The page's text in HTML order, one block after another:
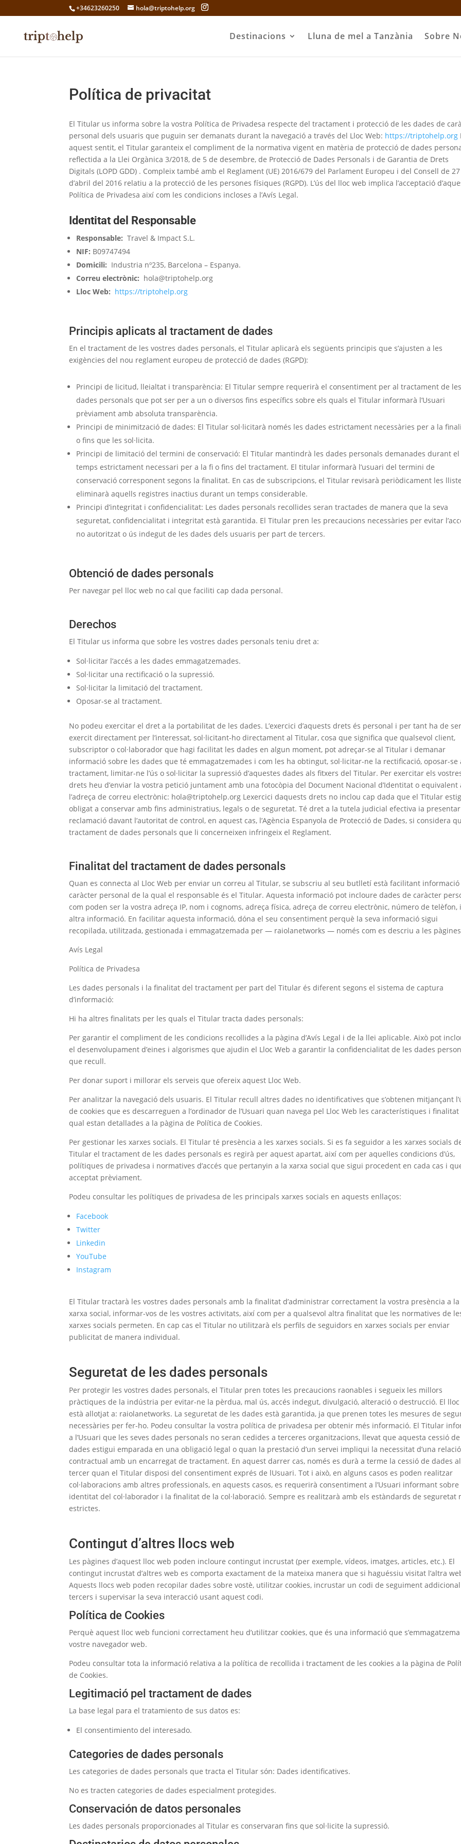
+34623260250 hola@triptohelp.org
Destinacions Lluna de mel a Tanzània Sobre
Política de privacitat
El Titular us informa sobre la vostra Política de Privadesa respecte del tractament i protecció de les dades de
personal dels usuaris que puguin ser demanats durant la navegació a través del Lloc Web: https://triptohelp.org
aquest sentit, el Titular garanteix el compliment de la normativa vigent en matèria de protecció de dades
reflectida a la Llei Orgànica 3/2018, de 5 de desembre, de Protecció de Dades Personals i de Garantia de Drets
Digitals (LOPD GDD) . Compleix també amb el Reglament (UE) 2016/679 del Parlament Europeu i del Consell de 27
d’abril del 2016 relatiu a la protecció de les persones físiques (RGPD). L’ús del lloc web implica l’acceptació
Política de Privadesa així com les condicions incloses a l’Avís Legal.
Identitat del Responsable
Responsable: Travel & Impact S.L.
NIF: B09747494
Domicili: Industria nº235, Barcelona – Espanya.
Correu electrònic: hola@triptohelp.org
Lloc Web: https://triptohelp.org
Principis aplicats al tractament de dades
En el tractament de les vostres dades personals, el Titular aplicarà els següents principis que s’ajusten a les
exigències del nou reglament europeu de protecció de dades (RGPD):
Principi de licitud, lleialtat i transparència: El Titular sempre requerirà el consentiment per al tractament de les
dades personals que pot ser per a un o diversos fins específics sobre els quals el Titular informarà l’Usuari
prèviament amb absoluta transparència.
Principi de minimització de dades: El Titular sol·licitarà només les dades estrictament necessàries per a la
o fins que les sol·licita.
Principi de limitació del termini de conservació: El Titular mantindrà les dades personals demanades durant el
temps estrictament necessari per a la fi o fins del tractament. El titular informarà l’usuari del termini de
conservació corresponent segons la finalitat. En cas de subscripcions, el Titular revisarà periòdicament les
eliminarà aquells registres inactius durant un temps considerable.
Principi d’integritat i confidencialitat: Les dades personals recollides seran tractades de manera que la seva
seguretat, confidencialitat i integritat està garantida. El Titular pren les precaucions necessàries per evitar
no autoritzat o ús indegut de les dades dels usuaris per part de tercers.
Obtenció de dades personals
Per navegar pel lloc web no cal que faciliti cap dada personal.
Derechos
El Titular us informa que sobre les vostres dades personals teniu dret a:
Sol·licitar l’accés a les dades emmagatzemades.
Sol·licitar una rectificació o la supressió.
Sol·licitar la limitació del tractament.
Oposar-se al tractament.
No podeu exercitar el dret a la portabilitat de les dades. L’exercici d’aquests drets és personal i per tant ha de ser
exercit directament per l’interessat, sol·licitant-ho directament al Titular, cosa que significa que qualsevol client,
subscriptor o col·laborador que hagi facilitat les dades en algun moment, pot adreçar-se al Titular i demanar
informació sobre les dades que té emmagatzemades i com les ha obtingut, sol·licitar-ne la rectificació, oposar-se
tractament, limitar-ne l’ús o sol·licitar la supressió d’aquestes dades als fitxers del Titular. Per exercitar els
drets heu d’enviar la vostra petició juntament amb una fotocòpia del Document Nacional d’Identitat o equivalent
l’adreça de correu electrònic: hola@triptohelp.org Lexercici daquests drets no inclou cap dada que el Titular
obligat a conservar amb fins administratius, legals o de seguretat. Té dret a la tutela judicial efectiva ia
reclamació davant l’autoritat de control, en aquest cas, l’Agència Espanyola de Protecció de Dades, si considera
tractament de dades personals que li concerneixen infringeix el Reglament.
Finalitat del tractament de dades personals
Quan es connecta al Lloc Web per enviar un correu al Titular, se subscriu al seu butlletí està facilitant informació
caràcter personal de la qual el responsable és el Titular. Aquesta informació pot incloure dades de caràcter
com poden ser la vostra adreça IP, nom i cognoms, adreça física, adreça de correu electrònic, número de telèfon, i
altra informació. En facilitar aquesta informació, dóna el seu consentiment perquè la seva informació sigui
recopilada, utilitzada, gestionada i emmagatzemada per — raiolanetworks — només com es descriu a les
Avís Legal
Política de Privadesa
Les dades personals i la finalitat del tractament per part del Titular és diferent segons el sistema de captura
d’informació:
Hi ha altres finalitats per les quals el Titular tracta dades personals:
Per garantir el compliment de les condicions recollides a la pàgina d’Avís Legal i de la llei aplicable. Això pot
el desenvolupament d’eines i algorismes que ajudin el Lloc Web a garantir la confidencialitat de les dades
que recull.
Per donar suport i millorar els serveis que ofereix aquest Lloc Web.
Per analitzar la navegació dels usuaris. El Titular recull altres dades no identificatives que s’obtenen mitjançant
de cookies que es descarreguen a l’ordinador de l’Usuari quan navega pel Lloc Web les característiques i finalitat
qual estan detallades a la pàgina de Política de Cookies.
Per gestionar les xarxes socials. El Titular té presència a les xarxes socials. Si es fa seguidor a les xarxes socials
Titular el tractament de les dades personals es regirà per aquest apartat, així com per aquelles condicions d’ús,
polítiques de privadesa i normatives d’accés que pertanyin a la xarxa social que sigui procedent en cada cas i
acceptat prèviament.
Podeu consultar les polítiques de privadesa de les principals xarxes socials en aquests enllaços:
Facebook
Twitter
Linkedin
YouTube
Instagram
El Titular tractarà les vostres dades personals amb la finalitat d’administrar correctament la vostra presència a la
xarxa social, informar-vos de les vostres activitats, així com per a qualsevol altra finalitat que les normatives de
xarxes socials permeten. En cap cas el Titular no utilitzarà els perfils de seguidors en xarxes socials per enviar
publicitat de manera individual.
Seguretat de les dades personals
Per protegir les vostres dades personals, el Titular pren totes les precaucions raonables i segueix les millors
pràctiques de la indústria per evitar-ne la pèrdua, mal ús, accés indegut, divulgació, alteració o destrucció. El lloc
està allotjat a: raiolanetworks. La seguretat de les dades està garantida, ja que prenen totes les mesures de
necessàries per fer-ho. Podeu consultar la vostra política de privadesa per obtenir més informació. El Titular
a l’Usuari que les seves dades personals no seran cedides a terceres organitzacions, llevat que aquesta cessió de
dades estigui emparada en una obligació legal o quan la prestació d’un servei impliqui la necessitat d’una relació
contractual amb un encarregat de tractament. En aquest darrer cas, només es durà a terme la cessió de dades al
tercer quan el Titular disposi del consentiment exprés de lUsuari. Tot i això, en alguns casos es poden realitzar
col·laboracions amb altres professionals, en aquests casos, es requerirà consentiment a l’Usuari informant sobre
identitat del col·laborador i la finalitat de la col·laboració. Sempre es realitzarà amb els estàndards de seguretat
estrictes.
Contingut d’altres llocs web
Les pàgines d’aquest lloc web poden incloure contingut incrustat (per exemple, vídeos, imatges, articles, etc.). El
contingut incrustat d’altres web es comporta exactament de la mateixa manera que si haguéssiu visitat l’altra
Aquests llocs web poden recopilar dades sobre vostè, utilitzar cookies, incrustar un codi de seguiment
tercers i supervisar la seva interacció usant aquest codi.
Política de Cookies
Perquè aquest lloc web funcioni correctament heu d’utilitzar cookies, que és una informació que
vostre navegador web.
Podeu consultar tota la informació relativa a la política de recollida i tractament de les cookies a la pàgina de
de Cookies.
Legitimació pel tractament de dades
La base legal para el tratamiento de sus datos es:
El consentimiento del interesado.
Categories de dades personals
Les categories de dades personals que tracta el Titular són: Dades identificatives.
No es tracten categories de dades especialment protegides.
Conservación de datos personales
Les dades personals proporcionades al Titular es conservaran fins que sol·licite la supressió.